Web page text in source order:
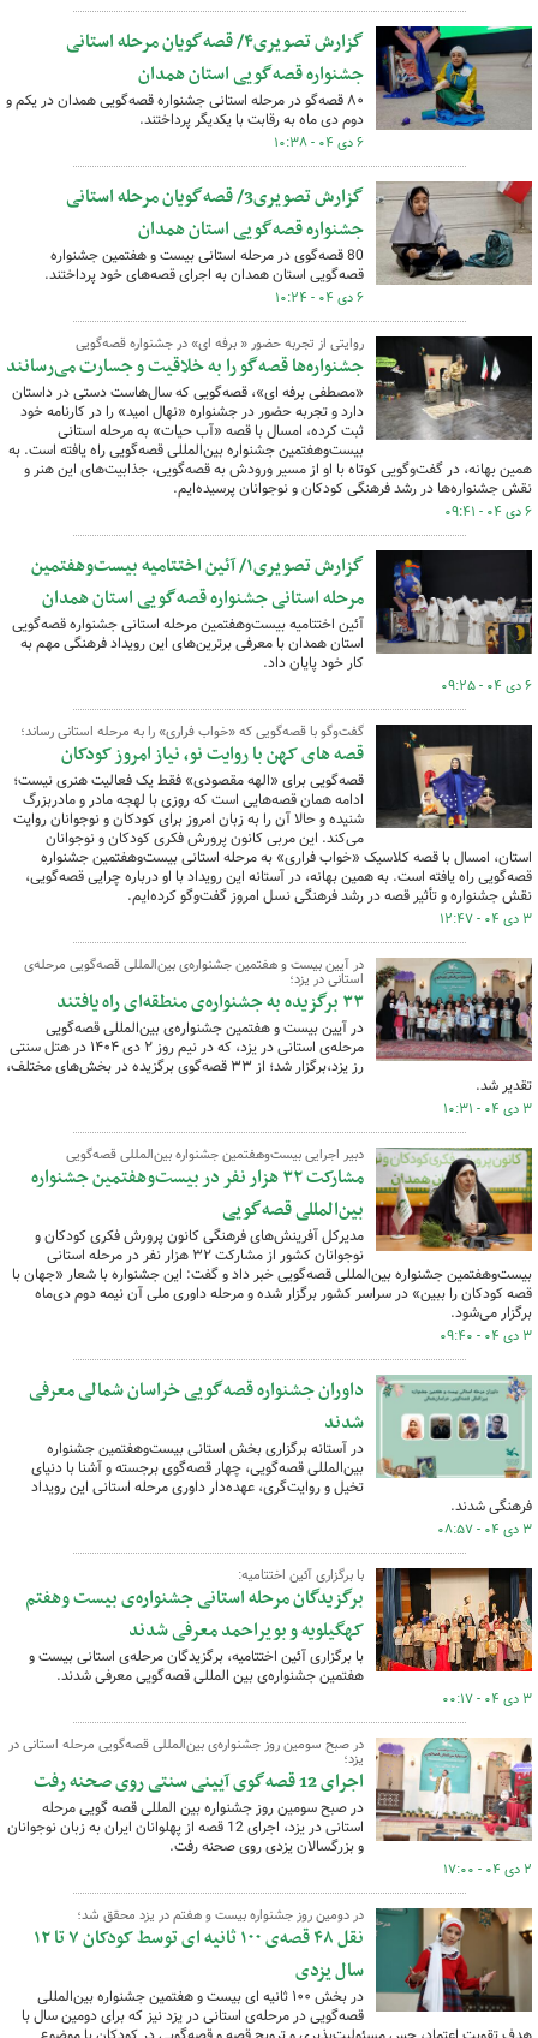
گزارش تصویری۴/ قصه‌گویان مرحله استانی
جشنواره قصه‌گویی استان همدان
۸۰ قصه‌گو در مرحله استانی جشنواره قصه‌گویی همدان در یکم و
دوم دی ماه به رقابت با یکدیگر پرداختند.
۶ دی ۰۴ - ۱۰:۳۸
گزارش تصویری3/ قصه‌گویان مرحله استانی
جشنواره قصه‌گویی استان همدان
80 قصه‌گوی در مرحله استانی بیست و هفتمین جشنواره
قصه‌گویی استان همدان به اجرای قصه‌های خود پرداختند.
۶ دی ۰۴ - ۱۰:۲۴
روایتی از تجربه حضور « برفه ای» در جشنواره قصه‌گویی
جشنواره‌ها قصه‌گو را به خلاقیت و جسارت می‌رسانند
«مصطفی برفه ای»، قصه‌گویی که سال‌هاست دستی در داستان
دارد و تجربه حضور در جشنواره «نهال امید» را در کارنامه خود
ثبت کرده، امسال با قصه «آب حیات» به مرحله استانی
بیست‌وهفتمین جشنواره بین‌المللی قصه‌گویی راه یافته است. به
همین بهانه، در گفت‌وگویی کوتاه با او از مسیر ورودش به قصه‌گویی، جذابیت‌های این هنر و
نقش جشنواره‌ها در رشد فرهنگی کودکان و نوجوانان پرسیده‌ایم.
۶ دی ۰۴ - ۰۹:۴۱
گزارش تصویری۱/ آئین اختتامیه بیست‌وهفتمین
مرحله استانی جشنواره قصه‌گویی استان همدان
آئین اختتامیه بیست‌وهفتمین مرحله استانی جشنواره قصه‌گویی
استان همدان با معرفی برترین‌های این رویداد فرهنگی مهم به
کار خود پایان داد.
۶ دی ۰۴ - ۰۹:۲۵
گفت‌وگو با قصه‌گویی که «خواب فراری» را به مرحله استانی رساند؛
قصه های کهن با روایت نو، نیاز امروز کودکان
قصه‌گویی برای «الهه مقصودی» فقط یک فعالیت هنری نیست؛
ادامه همان قصه‌هایی است که روزی با لهجه مادر و مادربزرگ
شنیده و حالا آن را به زبان امروز برای کودکان و نوجوانان روایت
می‌کند. این مربی کانون پرورش فکری کودکان و نوجوانان
استان، امسال با قصه کلاسیک «خواب فراری» به مرحله استانی بیست‌وهفتمین جشنواره
قصه‌گویی راه یافته است. به همین بهانه، در آستانه این رویداد با او درباره چرایی قصه‌گویی،
نقش جشنواره و تأثیر قصه در رشد فرهنگی نسل امروز گفت‌وگو کرده‌ایم.
۳ دی ۰۴ - ۱۲:۴۷
در آیین بیست و هفتمین جشنواره‌ی بین‌المللی قصه‌گویی مرحله‌ی
استانی در یزد؛
۳۳ برگزیده به جشنواره‌ی منطقه‌ای راه یافتند
در آیین بیست و هفتمین جشنواره‌ی بین‌المللی قصه‌گویی
مرحله‌ی استانی در یزد، که در نیم روز ۲ دی ۱۴۰۴ در هتل سنتی
رز یزد،برگزار شد؛ از ۳۳ قصه‌گوی برگزیده در بخش‌های مختلف،
تقدیر شد.
۳ دی ۰۴ - ۱۰:۳۱
دبیر اجرایی بیست‌وهفتمین جشنواره بین‌المللی قصه‌گویی
مشارکت ۳۲ هزار نفر در بیست‌وهفتمین جشنواره
بین‌المللی قصه‌گویی
مدیرکل آفرینش‌های فرهنگی کانون پرورش فکری کودکان و
نوجوانان کشور از مشارکت ۳۲ هزار نفر در مرحله استانی
بیست‌وهفتمین جشنواره بین‌المللی قصه‌گویی خبر داد و گفت: این جشنواره با شعار «جهان با
قصه کودکان را ببین» در سراسر کشور برگزار شده و مرحله داوری ملی آن نیمه دوم دی‌ماه
برگزار می‌شود.
۳ دی ۰۴ - ۰۹:۴۰
داوران جشنواره قصه‌گویی خراسان شمالی معرفی
شدند
در آستانه برگزاری بخش استانی بیست‌وهفتمین جشنواره
بین‌المللی قصه‌گویی، چهار قصه‌گوی برجسته و آشنا با دنیای
تخیل و روایت‌گری، عهده‌دار داوری مرحله استانی این رویداد
فرهنگی شدند.
۳ دی ۰۴ - ۰۸:۵۷
با برگزاری آئین اختتامیه:
برگزیدگان مرحله استانی جشنواره‌ی بیست وهفتم
کهگیلویه و بویراحمد معرفی شدند
با برگزاری آئین اختتامیه، برگزیدگان مرحله‌ی استانی بیست و
هفتمین جشنواره‌ی بین المللی قصه‌گویی معرفی شدند.
۳ دی ۰۴ - ۰۰:۱۷
در صبح سومین روز جشنواره‌ی بین‌المللی قصه‌گویی مرحله استانی در
یزد؛
اجرای 12 قصه‌گوی آیینی سنتی روی صحنه رفت
در صبح سومین روز جشنواره بین المللی قصه گویی مرحله
استانی در یزد، اجرای 12 قصه از پهلوانان ایران به زبان نوجوانان
و بزرگسالان یزدی روی صحنه رفت.
۲ دی ۰۴ - ۱۷:۰۰
در دومین روز جشنواره بیست و هفتم در یزد محقق شد؛
نقل ۴۸ قصه‌ی ۱۰۰ ثانیه ای توسط کودکان ۷ تا ۱۲
سال یزدی
در بخش ۱۰۰ ثانیه ای بیست و هفتمین جشنواره بین‌المللی
قصه‌گویی در مرحله‌ی استانی در یزد نیز که برای دومین سال با